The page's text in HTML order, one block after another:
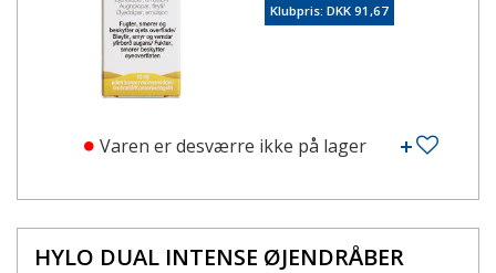
Klubpris: DKK 91,67
Varen er desværre ikke på lager
HYLO DUAL INTENSE ØJENDRÅBER